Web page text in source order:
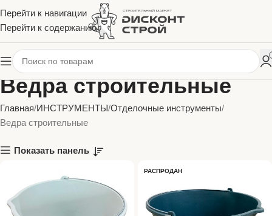
Перейти к навигации
Перейти к содержанию
Ведра строительные
Главная ИНСТРУМЕНТЫ Отделочные инструменты
Ведра строительные
Показать панель
РАСПРОДАН